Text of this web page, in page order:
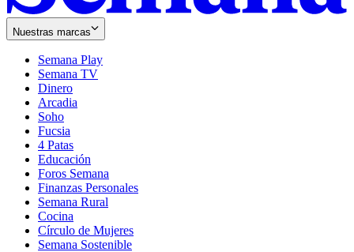
Nuestras marcas
Semana Play
Semana TV
Dinero
Arcadia
Soho
in
new
window
Fucsia
in
new
window
4 Patas
Educación
Foros Semana
Finanzas Personales
Semana Rural
Cocina
Círculo de Mujeres
Semana Sostenible